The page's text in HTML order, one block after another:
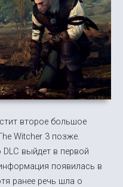
второе большое
Witcher 3 позже.
выйдет в первой
появилась в
ранее речь шла о